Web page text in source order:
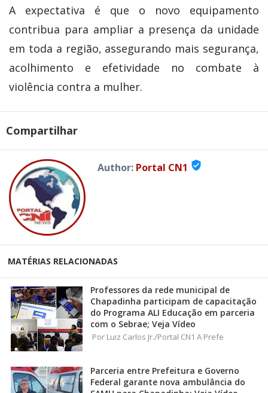
A expectativa é que o novo equipamento
contribua para ampliar a presença da unidade
em toda a região, assegurando mais segurança,
acolhimento e efetividade no combate à
violência contra a mulher.
Compartilhar
Author: Portal CN1 verified_user
MATÉRIAS RELACIONADAS
Professores da rede municipal de
Chapadinha participam de capacitação
do Programa ALI Educação em parceria
com o Sebrae; Veja Vídeo
Por Luiz Carlos Jr./Portal CN1 A Prefe
Parceria entre Prefeitura e Governo
Federal garante nova ambulância do